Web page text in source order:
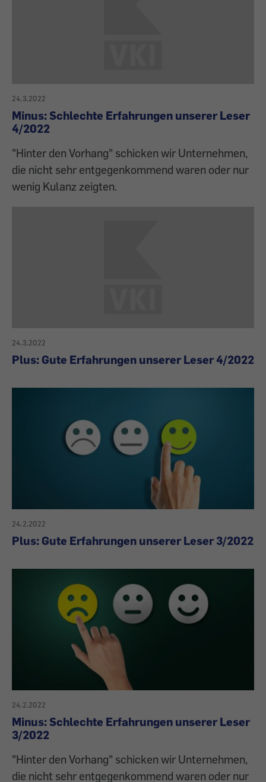
24.3.2022
Minus: Schlechte Erfahrungen unserer Leser
4/2022
"Hinter den Vorhang" schicken wir Unternehmen,
die nicht sehr entgegenkommend waren oder nur
wenig Kulanz zeigten.
24.3.2022
Plus: Gute Erfahrungen unserer Leser 4/2022
24.2.2022
Plus: Gute Erfahrungen unserer Leser 3/2022
24.2.2022
Minus: Schlechte Erfahrungen unserer Leser
3/2022
"Hinter den Vorhang" schicken wir Unternehmen,
die nicht sehr entgegenkommend waren oder nur